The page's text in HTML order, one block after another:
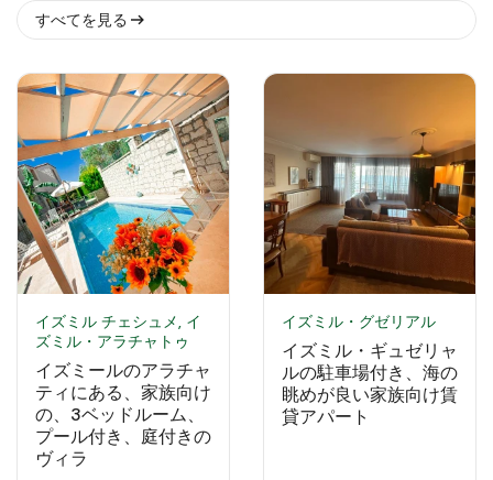
すべてを見る
イズミル チェシュメ, イ
ズミル・アラチャトゥ
イズミールのアラチャ
ティにある、家族向け
の、3ベッドルーム、
プール付き、庭付きの
ヴィラ
イズミル・グゼリアル
イズミル・ギュゼリャ
ルの駐車場付き、海の
眺めが良い家族向け賃
貸アパート